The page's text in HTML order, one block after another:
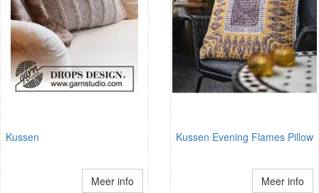
Kussen
Meer info
Kussen Evening Flames Pillow
Meer info